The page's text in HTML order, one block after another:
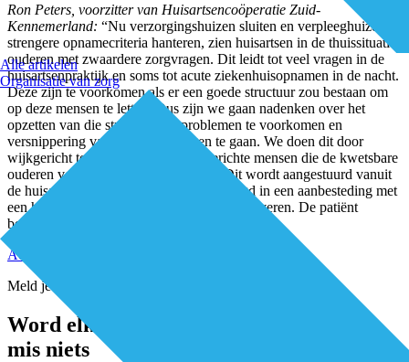
Alle artikelen
Organisatie van zorg
Ron Peters, voorzitter van Huisartsencoöperatie Zuid-
Kennemerland: “Nu verzorgingshuizen sluiten en verpleeghuizen
strengere opnamecriteria hanteren, zien huisartsen in de thuissituatie
ouderen met zwaardere zorgvragen. Dit leidt tot veel vragen in de
huisartsenpraktijk en soms tot acute ziekenhuisopnamen in de nacht.
Deze zijn te voorkomen als er een goede structuur zou bestaan om
op deze mensen te letten. Dus zijn we gaan nadenken over het
opzetten van die structuur om problemen te voorkomen en
versnippering van het aanbod tegen te gaan. We doen dit door
wijkgericht te werken met praktijkgerichte mensen die de kwetsbare
ouderen voorzien van adequate hulp. Dit wordt aangestuurd vanuit
de huisartsenpraktijk. En dan niet opgelegd in een aanbesteding met
een hoofdaannemer die de wijkzorg moet leveren. De patiënt
bepaalt wat er moet gebeuren.”
Actief voor kwetsbare ouderen (1)
Meld je aan voor de nieuwsbrief
Word elke twee weken geïnspireerd en
mis niets